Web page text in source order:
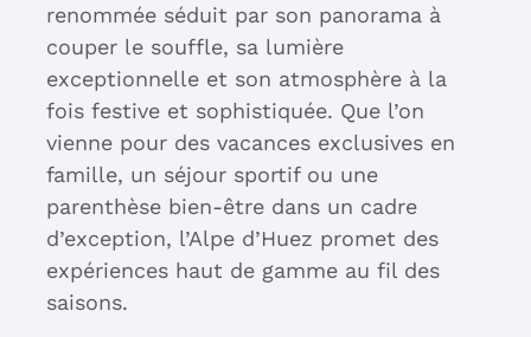
renommée séduit par son panorama à
couper le souffle, sa lumière
exceptionnelle et son atmosphère à la
fois festive et sophistiquée. Que l’on
vienne pour des vacances exclusives en
famille, un séjour sportif ou une
parenthèse bien-être dans un cadre
d’exception, l’Alpe d’Huez promet des
expériences haut de gamme au fil des
saisons.